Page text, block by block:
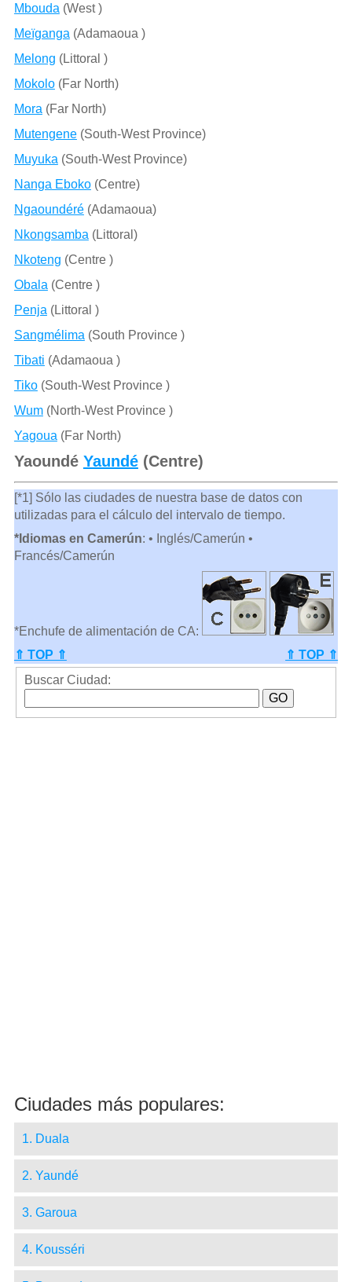
Mbouda (West )
Meïganga (Adamaoua )
Melong (Littoral )
Mokolo(Far North)
Mora (Far North)
Mutengene(South-West Province)
Muyuka (South-West Province)
Nanga Eboko(Centre)
Ngaoundéré(Adamaoua)
Nkongsamba (Littoral)
Nkoteng (Centre )
Obala (Centre )
Penja (Littoral )
Sangmélima (South Province )
Tibati (Adamaoua )
Tiko(South-West Province )
Wum(North-West Province )
Yagoua (Far North)
Yaoundé Yaundé(Centre)
[*1] Sólo las ciudades de nuestra base de datos con
utilizadas para el cálculo del intervalo de tiempo.
*Idiomas en Camerún: • Inglés/Camerún •
Francés/Camerún
*Enchufe de alimentación de CA:
⇑ TOP ⇑
⇑ TOP ⇑
Buscar Ciudad:
Ciudades más populares:
1. Duala
2. Yaundé
3. Garoua
4. Kousséri